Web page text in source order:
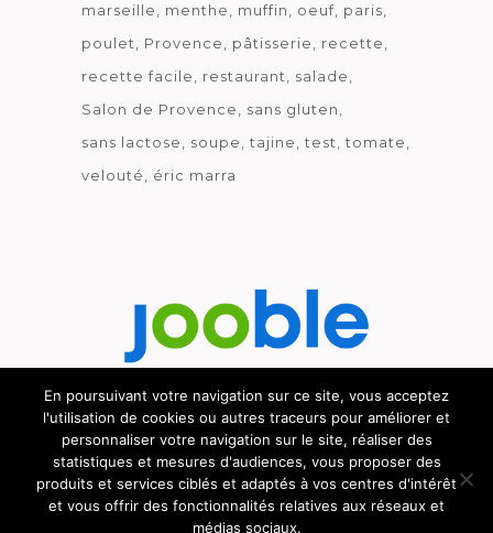
marseille
menthe muffin oeuf paris
poulet
Provence pâtisserie
recette
recette facile
restaurant
salade
Salon de Provence
sans gluten
sans lactose
soupe tajine test tomate
velouté
éric marra
Découvrez le métier de la cuisine.
© GOURMICOM 2019 - 2026 - HÉBERGÉ CHEZ
En poursuivant votre navigation sur ce site, vous acceptez
l'utilisation de cookies ou autres traceurs pour améliorer et
personnaliser votre navigation sur le site, réaliser des
statistiques et mesures d'audiences, vous proposer des
produits et services ciblés et adaptés à vos centres d'intérêt
et vous offrir des fonctionnalités relatives aux réseaux et
médias sociaux.